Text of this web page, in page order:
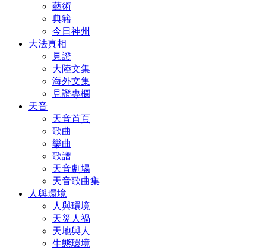
藝術
典籍
今日神州
大法真相
見證
大陸文集
海外文集
見證專欄
天音
天音首頁
歌曲
樂曲
歌譜
天音劇場
天音歌曲集
人與環境
人與環境
天災人禍
天地與人
生態環境